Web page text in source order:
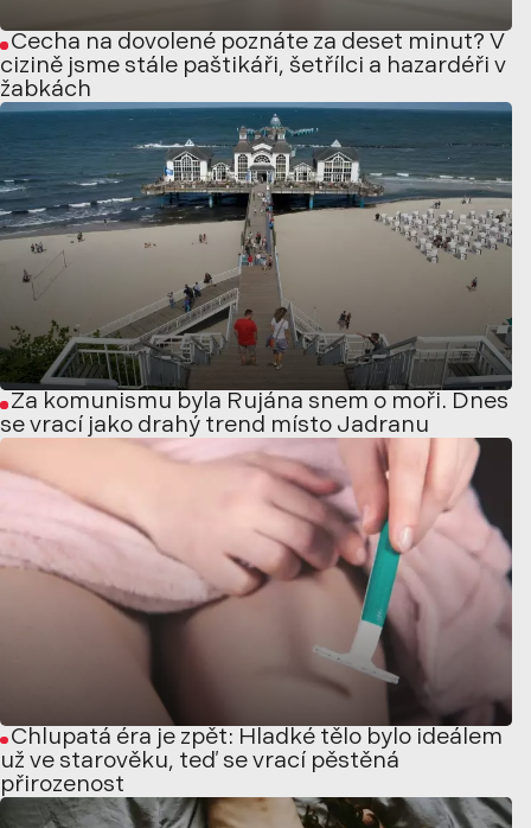
Čecha na dovolené poznáte za deset minut? V
cizině jsme stále paštikáři, šetřílci a hazardéři v
žabkách
Za komunismu byla Rujána snem o moři. Dnes
se vrací jako drahý trend místo Jadranu
Chlupatá éra je zpět: Hladké tělo bylo ideálem
už ve starověku, teď se vrací pěstěná
přirozenost